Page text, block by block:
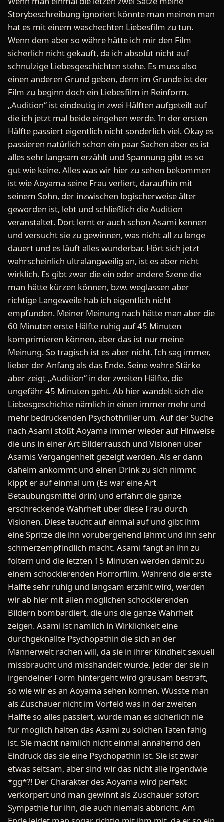
Storybeschreibung ignoriert könnte man meinen man
hat es mit einem waschechten Liebesfilm zu tun.
Wenn dem aber so währe hätte ich mir den Film
sicherlich nicht gekauft, da ich absolut nicht auf
schnulzige Liebesgeschichten stehe. Es muss also
einen anderen Grund geben, denn im Grunde ist der
Film zu beginn doch ein Liebesfilm in Reinform.
„Audition“ ist eindeutig in zwei Hälften aufgeteilt auf
die ich jetzt mal beide eingehen werde. In der ersten
Hälfte passiert eigentlich nicht sonderlich viel. Okay es
passieren natürlich schon ein paar Sachen aber es ist
alles sehr langsam erzählt und Spannung gibt es so
gut wie keine. Alles was wir hier zu sehen bekommen
ist wie Aoyama seine Frau verliert, daraufhin mit
seinem Sohn, der inzwischen logischerweise älter
geworden ist, lebt und schließlich die Audition
veranstaltet. Dort lernt er auch schon Asami kennen
und versucht sie zu gewinnen, was nicht all zu lange
dauert und es läuft alles wunderbar. Hört sich jetzt
wahrscheinlich ultralangweilig an, ist es aber nicht
wirklich. Es gibt zwar die ein oder andere Szene die
man hätte kürzen können, bzw. weglassen aber
richtige Langeweile hab ich eigentlich nicht
empfunden. Meiner Meinung nach hätte man aber die
60 Minuten erste Hälfte ruhig auf 45 Minuten
komprimieren können, aber das ist nur meine
Meinung. So tragisch ist es aber nicht. Ich sag immer,
lieber der Anfang als das Ende. Seine wahre Stärke
aber zeigt „Audition“ in der zweiten Hälfte, die
ungefähr 45 Minuten geht. Ab hier wandelt sich die
Liebesgeschichte nämlich in einen immer mehr und
mehr bedrückenden Psychothriller um. Auf der Suche
nach Asami stößt Aoyama immer wieder auf Hinweise
die uns in einer Art Bilderrausch und Visionen über
Asamis Vergangenheit gezeigt werden. Als er dann
daheim ankommt und einen Drink zu sich nimmt
kippt er auf einmal um (Es war eine Art
Betäubungsmittel drin) und erfährt die ganze
erschreckende Wahrheit über diese Frau durch
Visionen. Diese taucht auf einmal auf und gibt ihm
eine Spritze die ihn vorübergehend lähmt und ihn sehr
schmerzempfindlich macht. Asami fängt an ihn zu
foltern und die letzten 15 Minuten werden damit zu
einem schockierenden Horrorfilm. Während die erste
Hälfte sehr ruhig und langsam erzählt wird, werden
wir ab hier mit allen möglichen schockierenden
Bildern bombardiert, die uns die ganze Wahrheit
zeigen. Asami ist nämlich in Wirklichkeit eine
durchgeknallte Psychopathin die sich an der
Männerwelt rächen will, da sie in ihrer Kindheit sexuell
missbraucht und misshandelt wurde. Jeder der sie in
irgendeiner Form hintergeht wird grausam bestraft,
so wie wir es an Aoyama sehen können. Wüsste man
als Zuschauer nicht im Vorfeld was in der zweiten
Hälfte so alles passiert, würde man es sicherlich nie
für möglich halten das Asami zu solchen Taten fähig
ist. Sie macht nämlich nicht einmal annähernd den
Eindruck das sie eine Psychopathin ist. Sie ist zwar
etwas seltsam, aber sind wir das nicht alle irgendwie
*gg*?! Der Charakter des Aoyama wird perfekt
verkörpert und man gewinnt als Zuschauer sofort
Sympathie für ihn, die auch niemals abbricht. Am